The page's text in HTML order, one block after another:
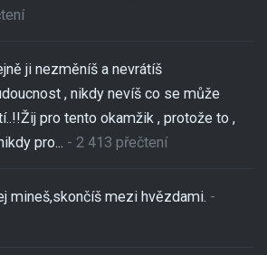
ji nezměníš a nevrátíš
, nikdy nevíš co se může
pro tento okamžik , protože to ,
pro... - 2 413 přečtení
mineš,skončíš mezi hvězdami. -